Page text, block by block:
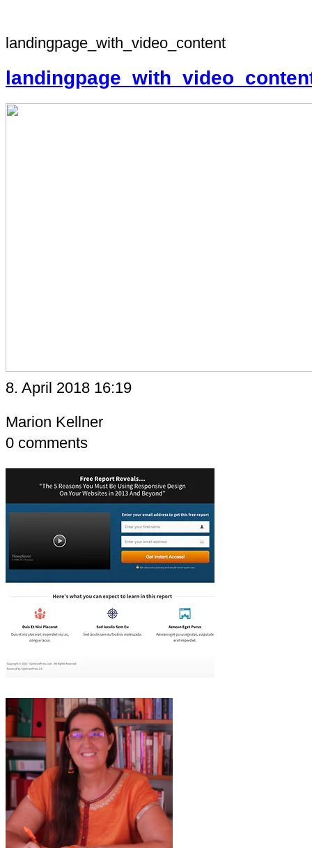
landingpage_with_video_content
8. April 2018 16:19
Marion Kellner
0 comments